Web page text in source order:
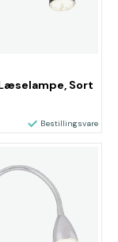
Læselampe, Sort
Bestillingsvare